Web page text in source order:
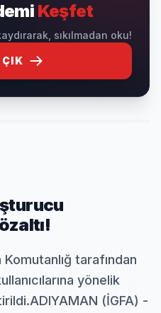
Keşfet
sıkılmadan oku!
ÇIK
tarafından
yönelik
(İGFA) -